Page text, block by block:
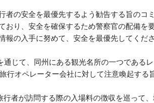
の安全を最優先するよう勧告する旨のコ
り、安全を確保するため警察官の配備を要
の入手に努めて、安全を最優先してくださ
じて、同州にある観光名所の一つである
オペレーター会社に対して注意喚起する
者が訪問する際の入場料の徴収を巡って